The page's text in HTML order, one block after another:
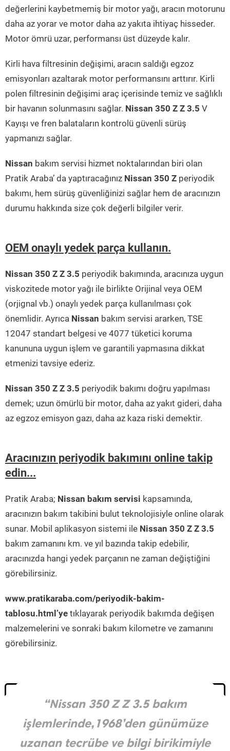
değerlerini kaybetmemiş bir motor yağı, aracın motorunu
daha az yorar ve motor daha az yakıta ihtiyaç hisseder.
Motor ömrü uzar, performansı üst düzeyde kalır.
Kirli hava filtresinin değişimi, aracın saldığı egzoz
emisyonları azaltarak motor performansını arttırır. Kirli
polen filtresinin değişimi araç içerisinde temiz ve sağlıklı
bir havanın solunmasını sağlar. Nissan 350 Z Z 3.5 V
Kayışı ve fren balataların kontrolü güvenli sürüş
yapmanızı sağlar.
Nissan bakım servisi hizmet noktalarından biri olan
Pratik Araba’ da yaptıracağınız Nissan 350 Z periyodik
bakımı, hem sürüş güvenliğinizi sağlar hem de aracınızın
durumu hakkında size çok değerli bilgiler verir.
OEM onaylı yedek parça kullanın.
Nissan 350 Z Z 3.5 periyodik bakımında, aracınıza uygun
viskozitede motor yağı ile birlikte Orijinal veya OEM
(orjignal vb.) onaylı yedek parça kullanılması çok
önemlidir. Ayrıca Nissan bakım servisi ararken, TSE
12047 standart belgesi ve 4077 tüketici koruma
kanununa uygun işlem ve garantili yapmasına dikkat
etmenizi tavsiye ederiz.
Nissan 350 Z Z 3.5 periyodik bakımı doğru yapılması
demek; uzun ömürlü bir motor, daha az yakıt gideri, daha
az egzoz emisyon gazı, daha az kaza riski demektir.
Aracınızın periyodik bakımını online takip
edin...
Pratik Araba; Nissan bakım servisi kapsamında,
aracınızın bakım takibini bulut teknolojisiyle online olarak
sunar. Mobil aplikasyon sistemi ile Nissan 350 Z Z 3.5
bakım zamanını km. ve yıl bazında takip edebilir,
aracınızda hangi yedek parçanın ne zaman değiştiğini
görebilirsiniz.
www.pratikaraba.com/periyodik-bakim-
tablosu.html’ye tıklayarak periyodik bakımda değişen
malzemelerini ve sonraki bakım kilometre ve zamanını
görebilirsiniz.
“Nissan 350 Z Z 3.5 bakım
işlemlerinde,1968’den günümüze
uzanan tecrübe ve bilgi birikimiyle